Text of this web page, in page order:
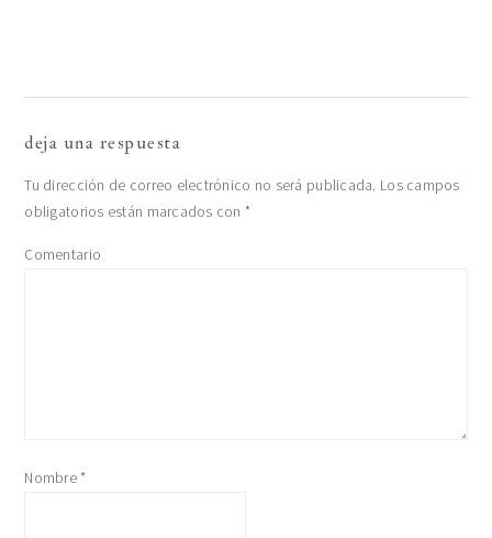
deja una respuesta
Tu dirección de correo electrónico no será publicada. Los campos
obligatorios están marcados con *
Comentario
Nombre *